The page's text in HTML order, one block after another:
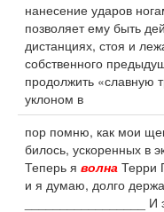
нанесение ударов
позволяет ему быть
дистанциях, стоя и
собственного
продолжить «славную
уклоном в
пор помню, как мои
билось, ускоренных в
Теперь я волна Терри
и я думаю, долго
_________________